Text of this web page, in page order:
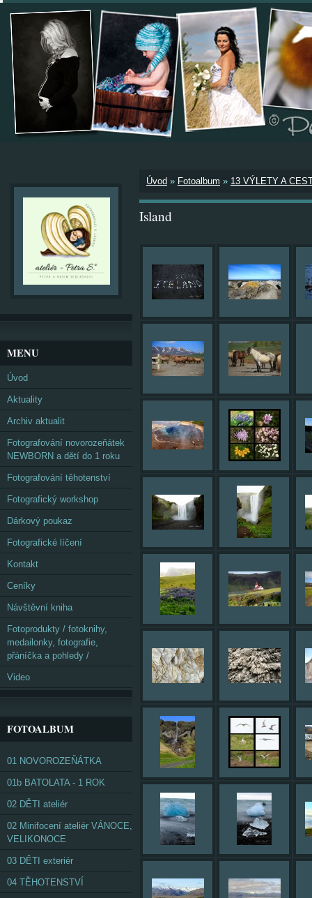
Úvod » Fotoalbum » 13 VÝLETY A
Island
MENU
Úvod
Aktuality
Archiv aktualit
Fotografování novorozeňátek
NEWBORN a dětí do 1 roku
Fotografování těhotenství
Fotografický workshop
Dárkový poukaz
Fotografické líčení
Kontakt
Ceníky
Návštěvní kniha
Fotoprodukty / fotoknihy,
medailonky, fotografie,
přáníčka a pohledy /
Video
FOTOALBUM
01 NOVOROZEŇÁTKA
01b BATOLATA - 1 ROK
02 DĚTI ateliér
02 Minifocení ateliér VÁNOCE,
VELIKONOCE
03 DĚTI exteriér
04 TĚHOTENSTVÍ